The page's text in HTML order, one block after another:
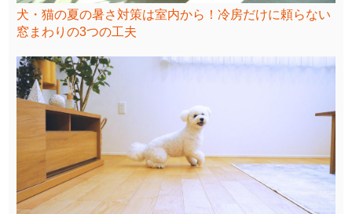
犬・猫の夏の暑さ対策は室内から！冷房だけに頼らない
窓まわりの3つの工夫